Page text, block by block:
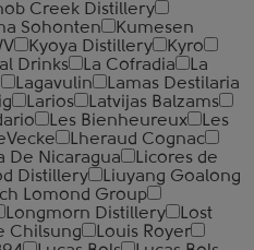
Creek Distillery
Sohonten
Kumesen
Kyoya Distillery
Kyro
Drinks La Cofradia
La
Lagavulin
Lamas Destilaria
Larios
Latvijas Balzams
Les Bienheureux
Les
Lheraud Cognac
De Nicaragua
Licores de
Distillery
Liuyang Goalong
Lomond Group
Longmorn Distillery
Lost
Chilsung
Louis Royer